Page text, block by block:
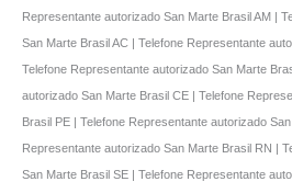
Representante autorizado San Marte Brasil AM |
San Marte Brasil AC | Telefone Representante
Telefone Representante autorizado San Marte
autorizado San Marte Brasil CE | Telefone
Brasil PE | Telefone Representante autorizado
Representante autorizado San Marte Brasil RN |
San Marte Brasil SE | Telefone Representante